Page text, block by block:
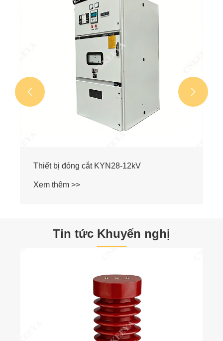
bằng kim loại
Xem thêm >>
 
Tin tức Khuyến nghị
Công dụng chính và các loại cầu dao phổ